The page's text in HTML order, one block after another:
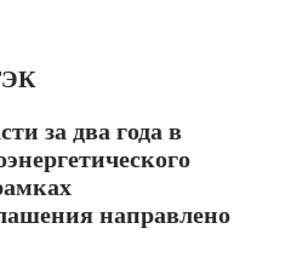
за два года в
направлено